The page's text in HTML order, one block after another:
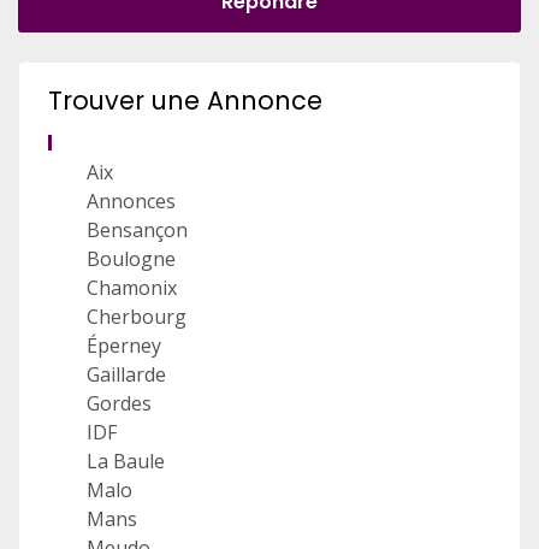
Trouver une Annonce
Aix
Annonces
Bensançon
Boulogne
Chamonix
Cherbourg
Éperney
Gaillarde
Gordes
IDF
La Baule
Malo
Mans